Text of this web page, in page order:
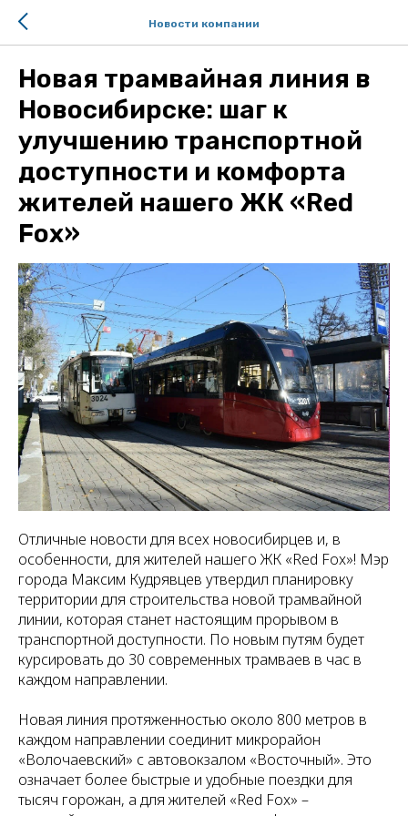
Новости компании
Новая трамвайная линия в
Новосибирске: шаг к
улучшению транспортной
доступности и комфорта
жителей нашего ЖК «Red
Fox»
Отличные новости для всех новосибирцев и, в
особенности, для жителей нашего ЖК «Red Fox»! Мэр
города Максим Кудрявцев утвердил планировку
территории для строительства новой трамвайной
линии, которая станет настоящим прорывом в
транспортной доступности. По новым путям будет
курсировать до 30 современных трамваев в час в
каждом направлении.
Новая линия протяженностью около 800 метров в
каждом направлении соединит микрорайон
«Волочаевский» с автовокзалом «Восточный». Это
означает более быстрые и удобные поездки для
тысяч горожан, а для жителей «Red Fox» –